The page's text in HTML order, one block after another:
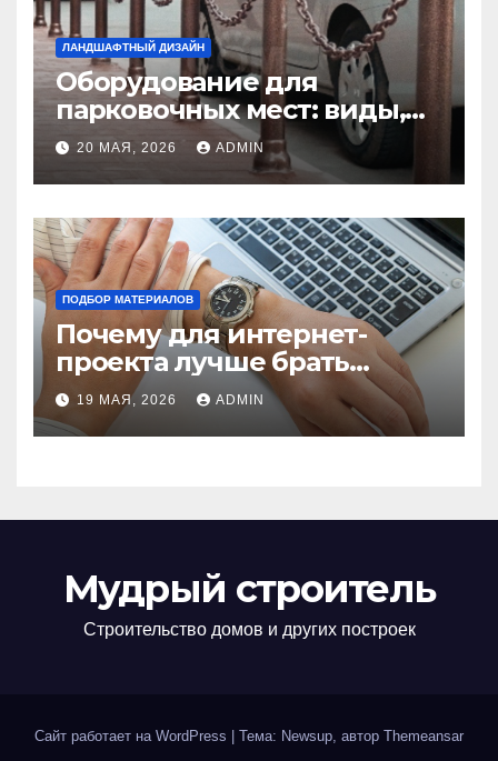
ЛАНДШАФТНЫЙ ДИЗАЙН
Оборудование для
парковочных мест: виды,
функции и нормы
установки
20 МАЯ, 2026 ADMIN
ПОДБОР МАТЕРИАЛОВ
Почему для интернет-
проекта лучше брать
отдельный сервер:
преимущества и ключевые
аспекты
19 МАЯ, 2026 ADMIN
Мудрый строитель
Строительство домов и других построек
Сайт работает на WordPress Тема: Newsup, автор Themeansar